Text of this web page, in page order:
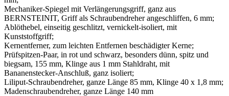
Mechaniker-Spiegel mit Verlängerungsgriff, ganz aus
BERNSTEINIT, Griff als Schraubendreher angeschliffen, 6 mm;
Ablöthebel, einseitig geschlitzt, vernickelt-isoliert, mit
Kunststoffgriff;
Kernentferner, zum leichten Entfernen beschädigter Kerne;
Prüfspitzen-Paar, in rot und schwarz, besonders dünn, spitz und
biegsam, 155 mm, Klinge aus 1 mm Stahldraht, mit
Bananenstecker-Anschluß, ganz isoliert;
Liliput-Schraubendreher, ganze Länge 85 mm, Klinge 40 x 1,8 mm;
Madenschraubendreher, ganze Länge 140 mm